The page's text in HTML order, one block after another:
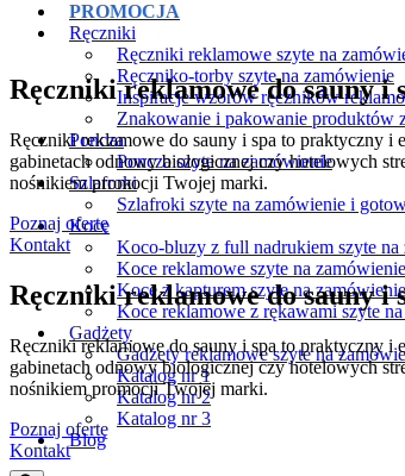
PROMOCJA
Ręczniki
Ręczniki reklamowe szyte na
Ręczniko-torby szyte na zamówienie
Inspiracje wzorów ręczników
Znakowanie i pakowanie produktów
Poncza
Poncza szyte na zamówienie
Szlafroki
Szlafroki szyte na zamówienie i
Koce
Koco-bluzy z full nadrukiem szyte na
Koce reklamowe szyte na zamówienie
Koce z kapturem szyte na zamówienie
Koce reklamowe z rękawami szyte
Gadżety
Gadżety reklamowe szyte na
Katalog nr 1
Katalog nr 2
Katalog nr 3
Blog
Ręczniki reklamowe do sauny i
Ręczniki reklamowe do sauny i spa to praktyczny i
gabinetach odnowy biologicznej czy hotelowych
nośnikiem promocji Twojej marki.
Poznaj ofertę
Kontakt
Ręczniki reklamowe do sauny i
Ręczniki reklamowe do sauny i spa to praktyczny i
gabinetach odnowy biologicznej czy hotelowych
nośnikiem promocji Twojej marki.
Poznaj ofertę
Kontakt